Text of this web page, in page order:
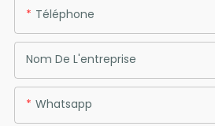
Téléphone
Nom De L'entreprise
Whatsapp